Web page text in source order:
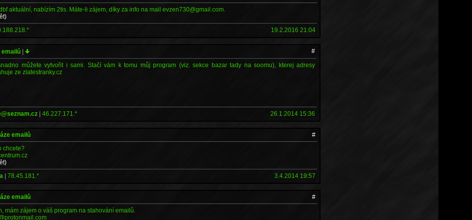
aktuální, nabízím 2tis. Máte-li zájem, díky za info na mail evzen730@gmail.com.
19.2.2016 21:04
emailů |
#
můžete vytvořit i sami. Stačí vám k tomu můj program (viz. sekce bazar tady na soomu), kterej adresy
ze zlatestranky.cz
|46.227.171.* 26.1.2014 15:36
emailů
#
chcete?
|78.45.181.* 3.4.2014 19:57
emailů
#
mám zájem o váš program na stahování emailů.